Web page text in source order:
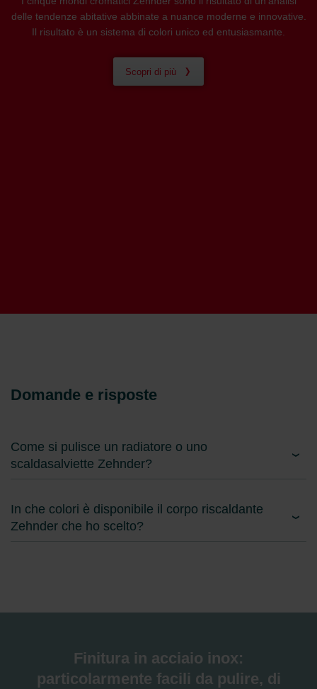
delle tendenze abitative abbinate a nuance moderne e innovative.
Il risultato è un sistema di colori unico ed entusiasmante.
Scopri di più
Domande e risposte
Come si pulisce un radiatore o uno
scaldasalviette Zehnder?
In che colori è disponibile il corpo riscaldante
Zehnder che ho scelto?
Finitura in acciaio inox:
particolarmente facili da pulire, di